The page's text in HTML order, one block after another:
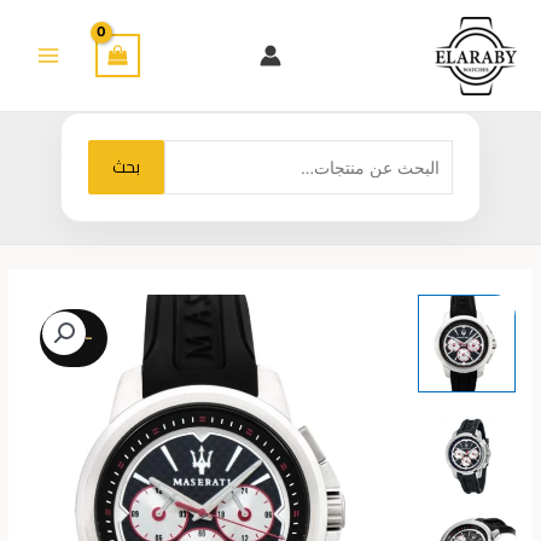
المحتوى
البحث
عن:
بحث
-23%